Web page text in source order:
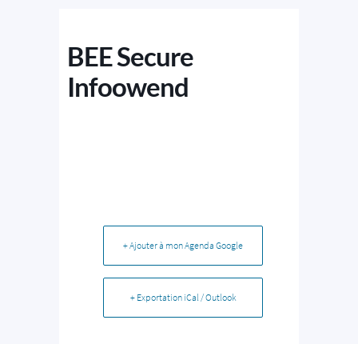
BEE Secure
Infoowend
+ Ajouter à mon Agenda Google
+ Exportation iCal / Outlook